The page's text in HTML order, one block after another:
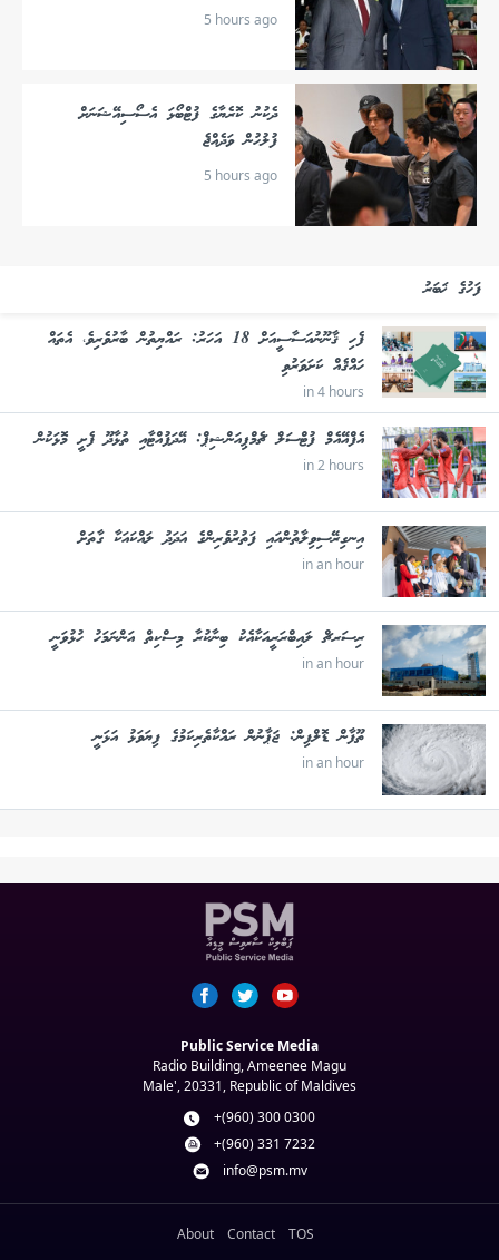
5 hours ago
ދެކުނު ކޮރެޔާގެ ފުޓްބޯޅަ އެސޯސިއޭޝަނަށް
ފުލުހުން ވަދެއްޖެ
5 hours ago
ފަހުގެ ޚަބަރު
ފެހި ޤާނޫނުއަސާސީއަށް 18 އަހަރު: ރައްޔިތުން ބާރުވެރިވެ، އެތައް
ހައްޤެއް ކަށަވަރުވި
in 4 hours
އެފްއޭއެމް ފުޓްސަލް ޗެމްޕިއަންޝިޕް: އޭދަފުއްޓާއި ތުޅާދޫ ފެށީ މޮޅަކުން
in 2 hours
އިނގިރޭސިވިލާތުންއައި ފަތުރުވެރިންގެ އަދަދު ލައްކައަކާ ގާތަށް
in an hour
ރިސަރޗް ލައިބްރަރީއަކާއެކު ބިނާކުރާ މިސްކިތް އަންނަމަހު ހުޅުވަނީ
in an hour
ތޫފާން ޑޮލްފިން: ޖަޕާނުން ރައްކާތެރިކަމުގެ ފިޔަވަޅު އަޅަނީ
in an hour
Public Service Media
Radio Building, Ameenee Magu
Male', 20331, Republic of Maldives
+(960) 300 0300
+(960) 331 7232
info@psm.mv
About Contact TOS